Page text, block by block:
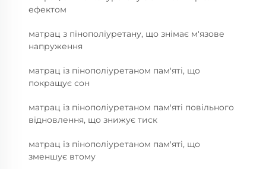
ефектом
матрац з пінополіуретану, що знімає м'язове
напруження
матрац із пінополіуретаном пам'яті, що
покращує сон
матрац із пінополіуретаном пам'яті повільного
відновлення, що знижує тиск
матрац із пінополіуретаном пам'яті, що
зменшує втому